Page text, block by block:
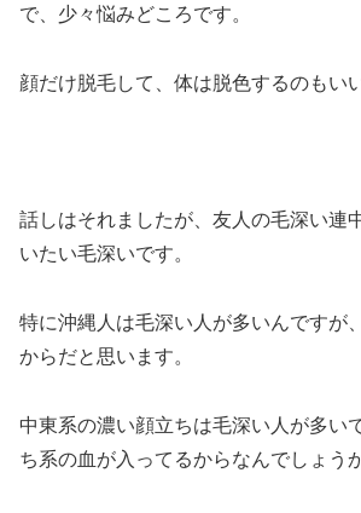
で、少々悩みどころです。
顔だけ脱毛して、体は脱色するのもい
話しはそれましたが、友人の毛深い連
いたい毛深いです。
特に沖縄人は毛深い人が多いんですが
からだと思います。
中東系の濃い顔立ちは毛深い人が多い
ち系の血が入ってるからなんでしょうか